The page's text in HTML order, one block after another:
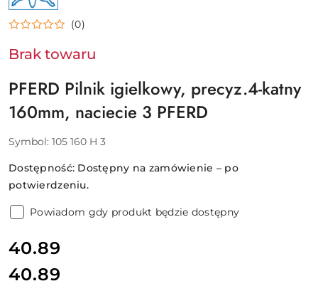
(0)
Brak towaru
PFERD Pilnik igielkowy, precyz.4-katny
160mm, naciecie 3 PFERD
Symbol: 105 160 H 3
Dostępność: Dostępny na zamówienie – po
potwierdzeniu.
Powiadom gdy produkt będzie dostępny
cena:
40.89
Cena:
40.89